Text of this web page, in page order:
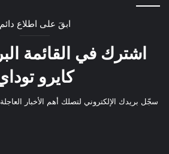
ابقَ على اطلاع دائم
اشترك في القائمة
كايرو
سجّل بريدك الإلكتروني لتصلك أهم الأخبار العاجلة